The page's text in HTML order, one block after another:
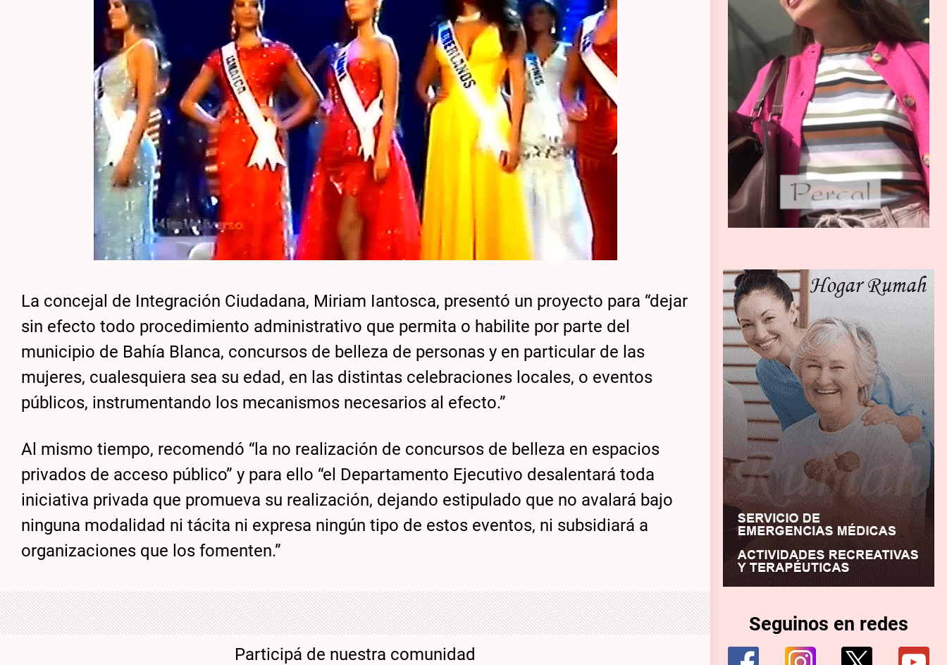
La concejal de Integración Ciudadana, Miriam Iantosca, presentó un proyecto para “dejar
sin efecto todo procedimiento administrativo que permita o habilite por parte del
municipio de Bahía Blanca, concursos de belleza de personas y en particular de las
mujeres, cualesquiera sea su edad, en las distintas celebraciones locales, o eventos
públicos, instrumentando los mecanismos necesarios al efecto.”
Al mismo tiempo, recomendó “la no realización de concursos de belleza en espacios
privados de acceso público” y para ello “el Departamento Ejecutivo desalentará toda
iniciativa privada que promueva su realización, dejando estipulado que no avalará bajo
ninguna modalidad ni tácita ni expresa ningún tipo de estos eventos, ni subsidiará a
organizaciones que los fomenten.”
Participá de nuestra comunidad
Seguinos en redes